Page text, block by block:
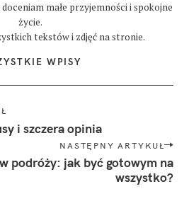
małe przyjemności i spokojne
życie.
tekstów i zdjęć na stronie.
WPISY
i szczera opinia
NASTĘPNY ARTYKUŁ
podróży: jak być gotowym na
wszystko?